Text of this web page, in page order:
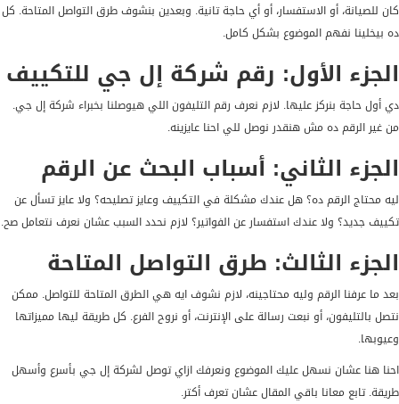
كان للصيانة، أو الاستفسار، أو أي حاجة تانية. وبعدين بنشوف طرق التواصل المتاحة. كل
ده بيخلينا نفهم الموضوع بشكل كامل.
الجزء الأول: رقم شركة إل جي للتكييف
دي أول حاجة بنركز عليها. لازم نعرف رقم التليفون اللي هيوصلنا بخبراء شركة إل جي.
من غير الرقم ده مش هنقدر نوصل للي احنا عايزينه.
الجزء الثاني: أسباب البحث عن الرقم
ليه محتاج الرقم ده؟ هل عندك مشكلة في التكييف وعايز تصليحه؟ ولا عايز تسأل عن
تكييف جديد؟ ولا عندك استفسار عن الفواتير؟ لازم نحدد السبب عشان نعرف نتعامل صح.
الجزء الثالث: طرق التواصل المتاحة
بعد ما عرفنا الرقم وليه محتاجينه، لازم نشوف ايه هي الطرق المتاحة للتواصل. ممكن
نتصل بالتليفون، أو نبعت رسالة على الإنترنت، أو نروح الفرع. كل طريقة ليها مميزاتها
وعيوبها.
احنا هنا عشان نسهل عليك الموضوع ونعرفك ازاي توصل لشركة إل جي بأسرع وأسهل
طريقة. تابع معانا باقي المقال عشان تعرف أكتر.